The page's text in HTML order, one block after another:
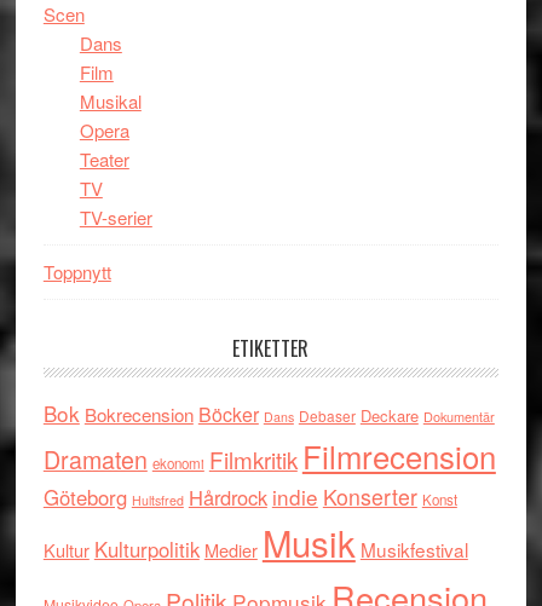
Scen
Dans
Film
Musikal
Opera
Teater
TV
TV-serier
Toppnytt
ETIKETTER
Bok Bokrecension Böcker Dans Debaser Deckare Dokumentär
Dramaten ekonomi Filmkritik Filmrecension
Göteborg Hultsfred Hårdrock indie Konserter Konst
Kultur Kulturpolitik Medier Musik Musikfestival